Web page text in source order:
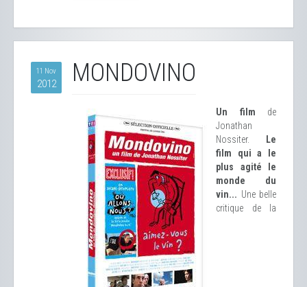
11 Nov
2012 MONDOVINO
Un film de
Jonathan
Nossiter.
Le
film qui a le
plus agité le
monde du
vin... Une belle
critique de la